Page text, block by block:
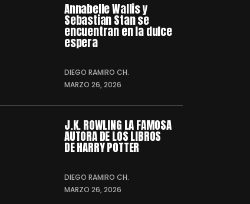
Annabelle Wallis y
Sebastian Stan se
encuentran en la dulce
espera
DIEGO RAMIRO CH.
MARZO 26, 2026
J.K. ROWLING LA FAMOSA
AUTORA DE LOS LIBROS
DE HARRY POTTER
DIEGO RAMIRO CH.
MARZO 26, 2026